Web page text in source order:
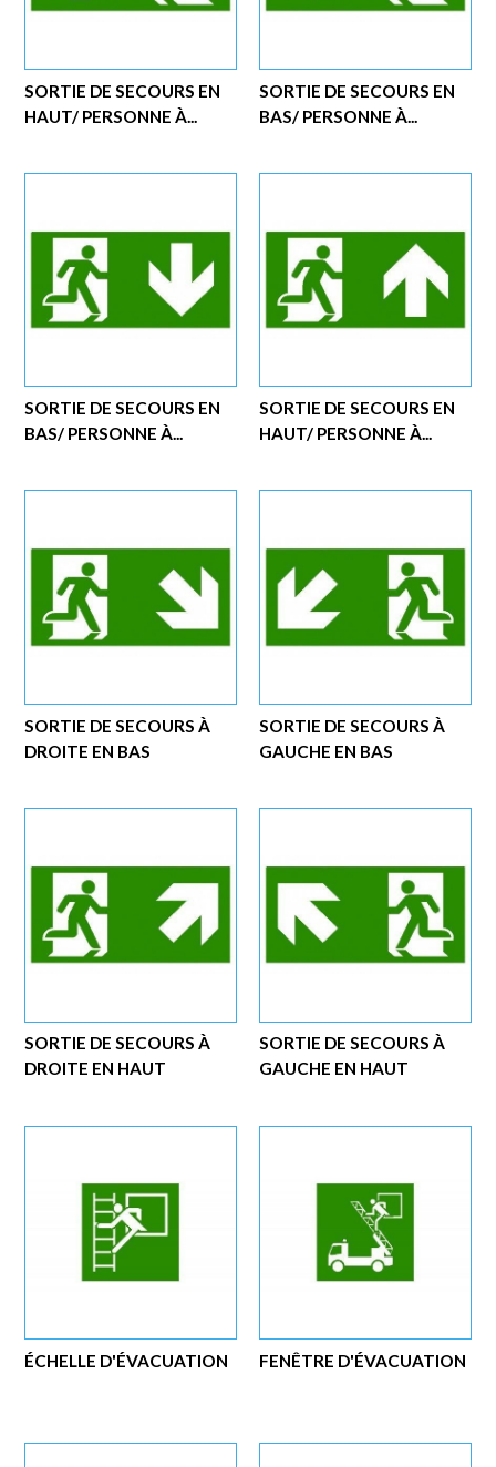
SORTIE DE SECOURS EN
BAS/ PERSONNE À...
SORTIE DE SECOURS EN
HAUT/ PERSONNE À...
SORTIE DE SECOURS EN
HAUT/ PERSONNE À...
SORTIE DE SECOURS EN
BAS/ PERSONNE À...
SORTIE DE SECOURS À
GAUCHE EN BAS
SORTIE DE SECOURS À
DROITE EN BAS
SORTIE DE SECOURS À
GAUCHE EN HAUT
SORTIE DE SECOURS À
DROITE EN HAUT
FENÊTRE D'ÉVACUATION
ÉCHELLE D'ÉVACUATION